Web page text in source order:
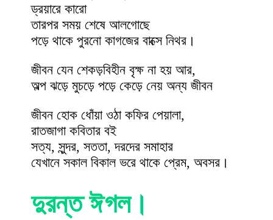
ড্রয়ারে কারো
তারপর সময় শেষে আলগোছে
পড়ে থাকে পুরনো কাগজের বাক্সে নিথর।
জীবন যেন শেকড়বিহীন বৃক্ষ না হয় আর,
অল্প ঝড়ে মুচড়ে পড়ে কেড়ে নেয় অন্য জীবন
জীবন হোক ধোঁয়া ওঠা কফির পেয়ালা,
রাতজাগা কবিতার বই
সত্য, সুন্দর, সততা, দরদের সমাহার
যেখানে সকাল বিকাল ভরে থাকে প্রেম, অবসর।
দুরন্ত ঈগল।